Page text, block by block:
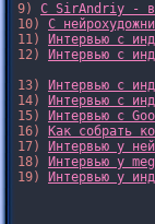
9) С SirAndriy - в
10) С
11)
Интервью с
12)
Интервью с
13)
Интервью с
14)
Интервью с
15)
Интервью с
16)
Как собрать
17)
Интервью у
18)
Интервью у
19)
Интервью у